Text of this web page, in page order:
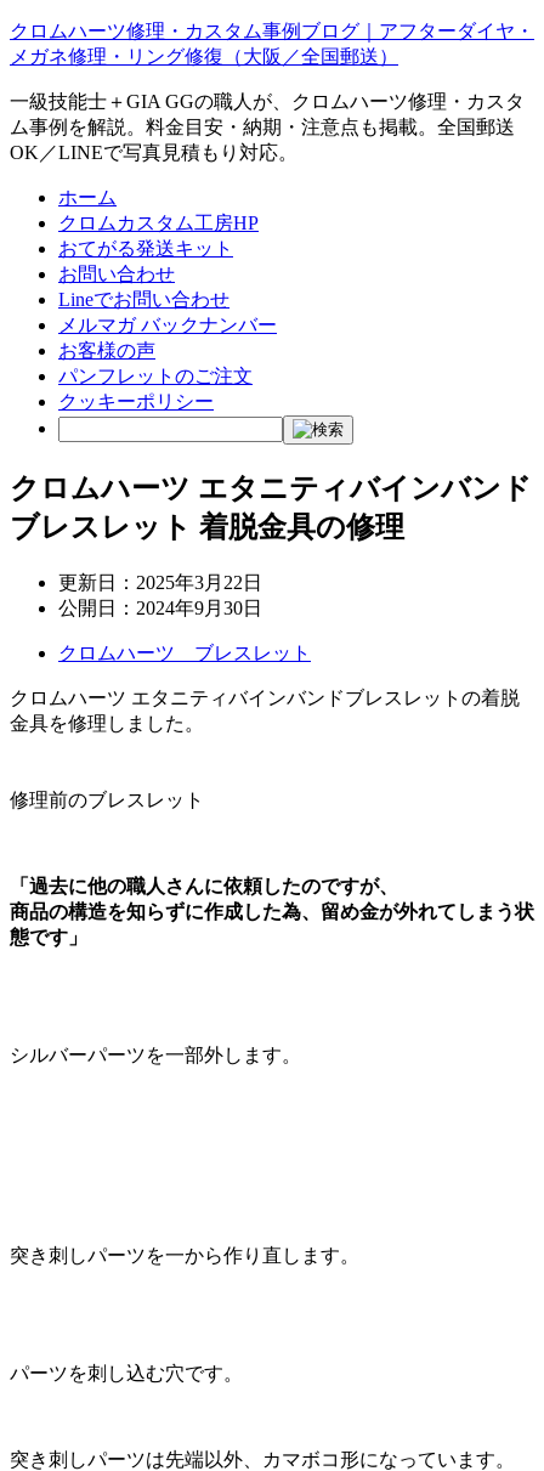
クロムハーツ修理・カスタム事例ブログ｜アフターダイヤ・
メガネ修理・リング修復（大阪／全国郵送）
一級技能士＋GIA GGの職人が、クロムハーツ修理・カスタ
ム事例を解説。料金目安・納期・注意点も掲載。全国郵送
OK／LINEで写真見積もり対応。
ホーム
クロムカスタム工房HP
おてがる発送キット
お問い合わせ
Lineでお問い合わせ
メルマガ バックナンバー
お客様の声
パンフレットのご注文
クッキーポリシー
クロムハーツ エタニティバインバンド
ブレスレット 着脱金具の修理
更新日： 2025年3月22日
公開日： 2024年9月30日
クロムハーツ ブレスレット
クロムハーツ エタニティバインバンドブレスレットの着脱
金具を修理しました。
修理前のブレスレット
「過去に他の職人さんに依頼したのですが、
商品の構造を知らずに作成した為、留め金が外れてしまう状
態です」
シルバーパーツを一部外します。
突き刺しパーツを一から作り直します。
パーツを刺し込む穴です。
突き刺しパーツは先端以外、カマボコ形になっています。